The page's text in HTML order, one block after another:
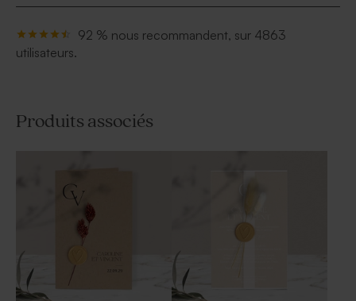
92 % nous recommandent, sur 4863
utilisateurs.
Produits associés